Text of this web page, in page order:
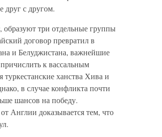
друг с другом.
три отдельные группы
договор превратил в
и Белуджистана, важнейшие
к вассальным
туркестанские ханства Хива и
в случае конфликта почти
шансов на победу.
Англии доказывается тем, что